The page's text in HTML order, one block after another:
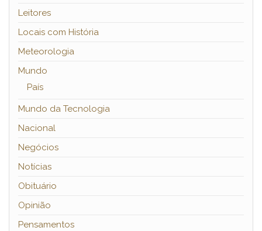
Leitores
Locais com História
Meteorologia
Mundo
País
Mundo da Tecnologia
Nacional
Negócios
Notícias
Obituário
Opinião
Pensamentos